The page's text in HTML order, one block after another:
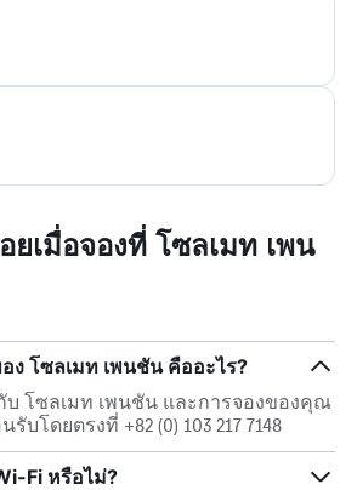
เมื่อจองที่ โซลเมท เพน
ง โซลเมท เพนชัน คืออะไร?
บ โซลเมท เพนชัน และการจองของคุณ
โดยตรงที่ +82 (0) 103 217 7148
Fi หรือไม่?